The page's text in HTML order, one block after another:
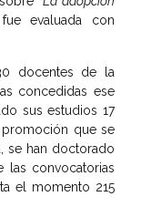
evaluada con
docentes de la
concedidas ese
sus estudios 17
promoción que se
se han doctorado
las convocatorias
el momento 215